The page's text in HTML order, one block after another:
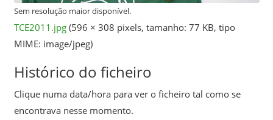
Sem resolução maior disponível.
TCE2011.jpg‎ (596 × 308 pixels, tamanho: 77 KB, tipo
MIME: image/jpeg)
Histórico do ficheiro
Clique numa data/hora para ver o ficheiro tal como se
encontrava nesse momento.